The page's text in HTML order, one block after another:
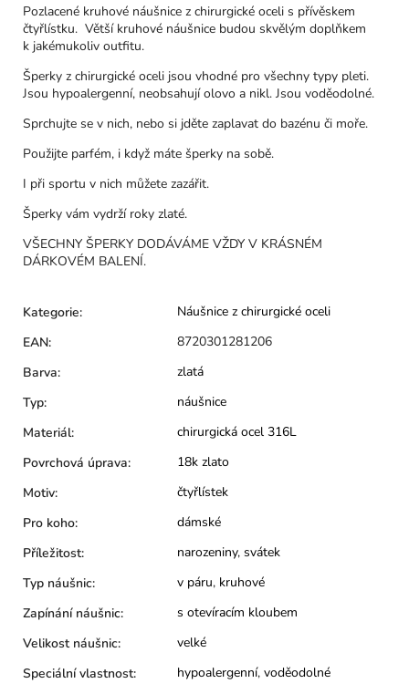
Pozlacené kruhové náušnice z chirurgické oceli s přívěskem
čtyřlístku. Větší kruhové náušnice budou skvělým doplňkem
k jakémukoliv outfitu.
Šperky z chirurgické oceli jsou vhodné pro všechny typy pleti.
Jsou hypoalergenní, neobsahují olovo a nikl. Jsou voděodolné.
Sprchujte se v nich, nebo si jděte zaplavat do bazénu či moře.
Použijte parfém, i když máte šperky na sobě.
I při sportu v nich můžete zazářit.
Šperky vám vydrží roky zlaté.
VŠECHNY ŠPERKY DODÁVÁME VŽDY V KRÁSNÉM
DÁRKOVÉM BALENÍ.
Kategorie:
Náušnice z chirurgické oceli
EAN:
8720301281206
Barva:
zlatá
Typ:
náušnice
Materiál:
chirurgická ocel 316L
Povrchová úprava:
18k zlato
Motiv:
čtyřlístek
Pro koho:
dámské
Příležitost: narozeniny, svátek
Typ náušnic: v páru, kruhové
Zapínání náušnic:
s otevíracím kloubem
Velikost náušnic:
velké
Speciální vlastnost: hypoalergenní, voděodolné